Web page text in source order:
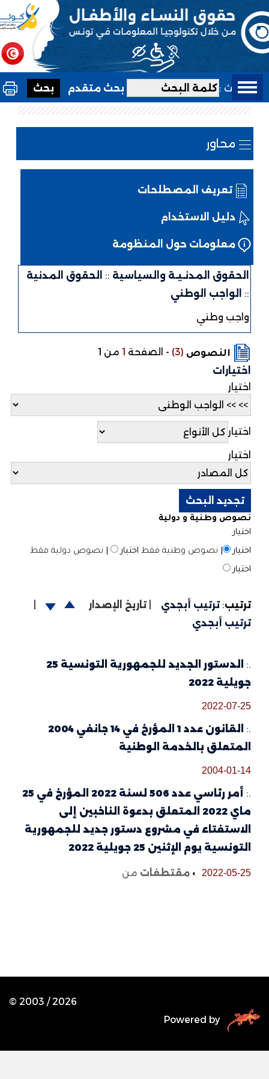
بحث : بحث متقدم
محاور
تعريف المصطلحات
دليل الاستخدام
معلومات حول المنظومة
الحقوق المدنـيـة والسياسية :: الحقوق المدنية
الواجب الوطني
واجب وطني
النصوص (3)
-الصفحة1من 1
اختيارات
اختيار
اختيار
اختيار
نصوص وطنية و دولية
اختيار
اختيار
| نصوص وطنية فقط اختيار | نصوص دولية فقط
اختيار
ترتيب: ترتيب أبجدي | تاريخ الإصدار
|
ترتيب أبجدي
الدستور الجديد للجمهورية التونسية 25
جويلية 2022
2022-07-25
القانون عدد 1 المؤرخ في 14 جانفي 2004
المتعلق بالخدمة الوطنية
2004-01-14
أمر رئاسي عدد 506 لسنة 2022 المؤرخ في 25
ماي 2022 المتعلق بدعوة الناخبين إلى
الاستفتاء في مشروع دستور جديد للجمهورية
التونسية يوم الإثنين 25 جويلية 2022
2022-05-25 مقتطفات من
© 2003 /2026
Powered by